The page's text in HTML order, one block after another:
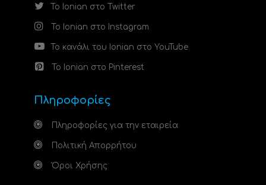
Το Ionian στο Twitter
Το Ionian στο Instagram
Το κανάλι του Ionian στο YouTube
Το Ionian στο Pinterest
Πληροφορίες
Πληροφορίες για την εταιρεία
Πολιτική Απορρήτου
Όροι Χρήσης